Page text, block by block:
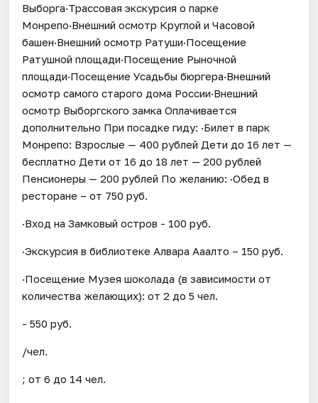
Выборга·Трассовая экскурсия о парке
Монрепо·Внешний осмотр Круглой и Часовой
башен·Внешний осмотр Ратуши·Посещение
Ратушной площади·Посещение Рыночной
площади·Посещение Усадьбы бюргера·Внешний
осмотр самого старого дома России·Внешний
осмотр Выборгского замка Оплачивается
дополнительно При посадке гиду: ·Билет в парк
Монрепо: Взрослые — 400 рублей Дети до 16 лет —
бесплатно Дети от 16 до 18 лет — 200 рублей
Пенсионеры — 200 рублей По желанию: ·Обед в
ресторане – от 750 руб.
·Вход на Замковый остров - 100 руб.
·Экскурсия в библиотеке Алвара Ааалто – 150 руб.
·Посещение Музея шоколада (в зависимости от
количества желающих): от 2 до 5 чел.
- 550 руб.
/чел.
; от 6 до 14 чел.